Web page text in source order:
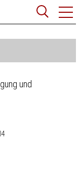
Suchen
und